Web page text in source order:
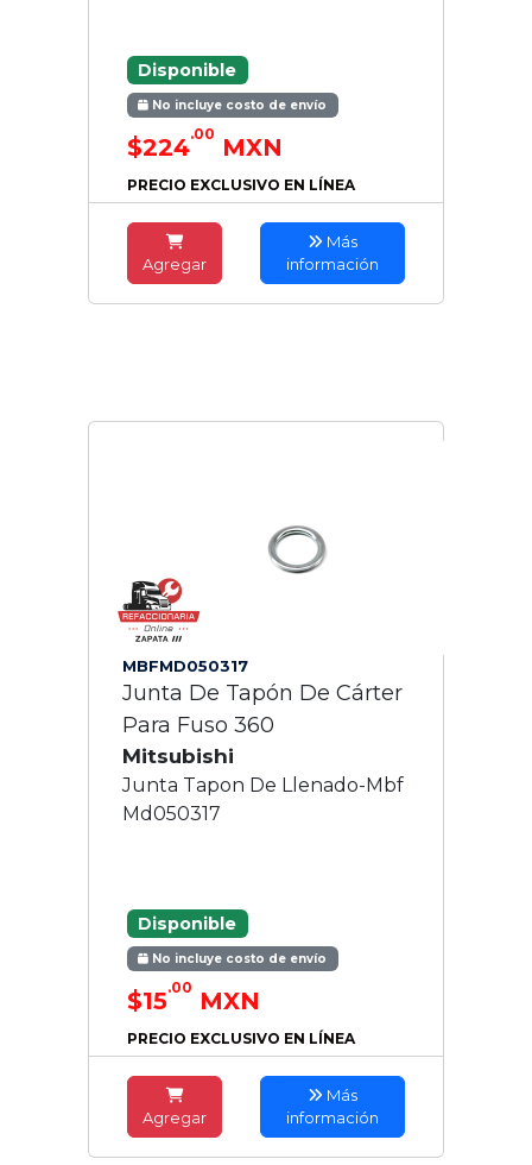
Disponible
No incluye costo de envío
$224.00 MXN
PRECIO EXCLUSIVO EN LÍNEA
Agregar
Más
información
MBFMD050317
Junta De Tapón De Cárter
Para Fuso 360
Mitsubishi
Junta Tapon De Llenado-Mbf
Md050317
Disponible
No incluye costo de envío
$15.00 MXN
PRECIO EXCLUSIVO EN LÍNEA
Agregar
Más
información